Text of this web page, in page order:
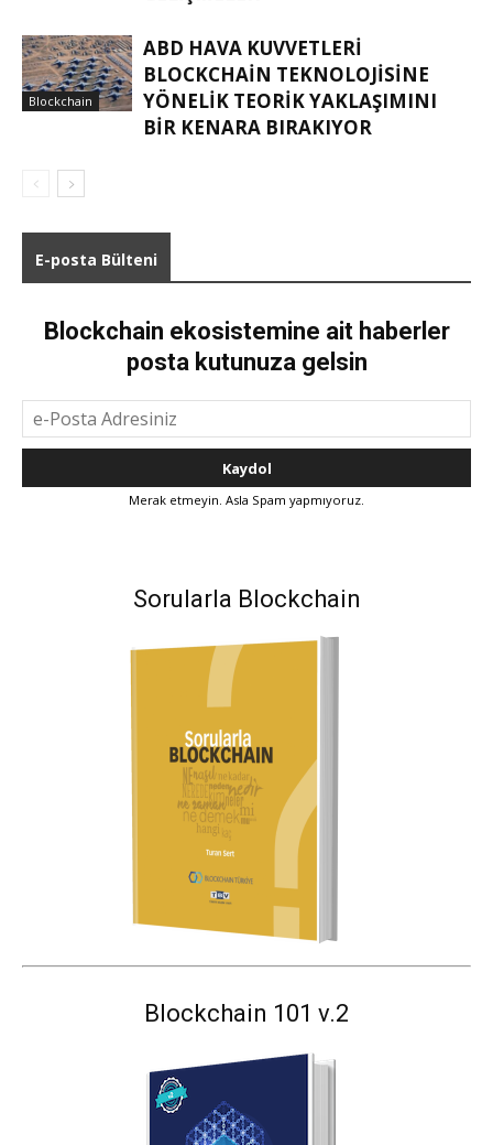
Blockchain
ABD HAVA KUVVETLERI
BLOCKCHAIN TEKNOLOJISINE
YÖNELIK TEORIK YAKLAŞIMINI
BIR KENARA BIRAKIYOR
E-posta Bülteni
Blockchain ekosistemine ait haberler
posta kutunuza gelsin
Merak etmeyin. Asla Spam yapmıyoruz.
Sorularla Blockchain
Blockchain 101 v.2